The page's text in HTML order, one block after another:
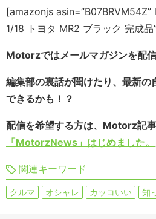
[amazonjs
1/18 トヨタ MR2 ブラック 完成品
Motorzではメールマガジンを配信
編集部の裏話が聞けたり、最新の
できるかも！？
配信を希望する方は、Motorz記
「MotorzNews」はじめました。
関連キーワード
クルマ オシャレ カッコいい 知